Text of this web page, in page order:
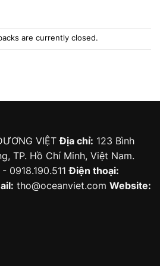
are currently closed.
VIỆTĐịa chỉ: 123 Bình
TP. Hồ Chí Minh, Việt Nam.
0918.190.511Điện thoại:
tho@oceanviet.com Website: